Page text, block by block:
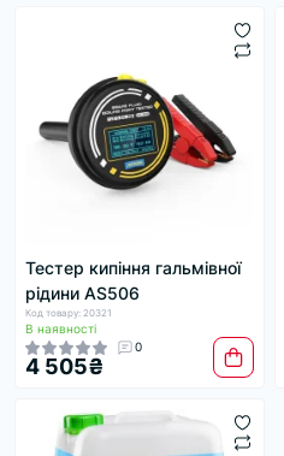
Тестер кипіння гальмівної
рідини AS506
Код товару: 20321
В наявності
0
4 505₴